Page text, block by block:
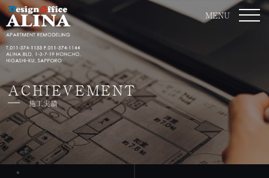
ACHIEVEMENT
施工実績
MENU